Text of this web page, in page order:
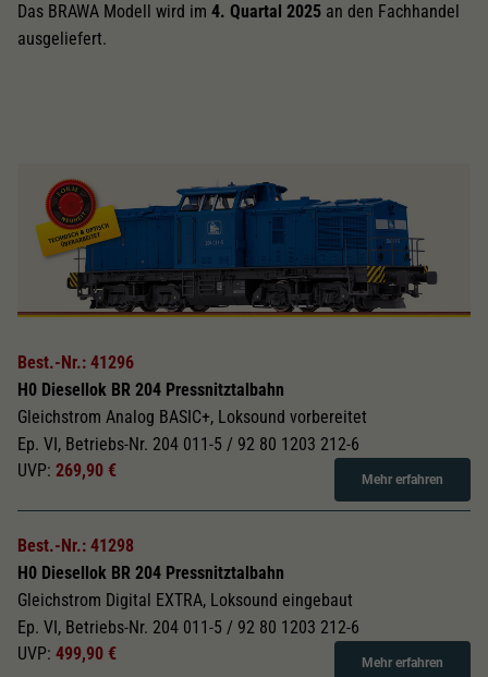
Das BRAWA Modell wird im 4. Quartal 2025 an den Fachhandel
ausgeliefert.
Best.-Nr.: 41296
H0 Diesellok BR 204 Pressnitztalbahn
Gleichstrom Analog BASIC+, Loksound vorbereitet
Ep. VI, Betriebs-Nr. 204 011-5 / 92 80 1203 212-6
UVP: 269,90 € Mehr erfahren
Best.-Nr.: 41298
H0 Diesellok BR 204 Pressnitztalbahn
Gleichstrom Digital EXTRA, Loksound eingebaut
Ep. VI, Betriebs-Nr. 204 011-5 / 92 80 1203 212-6
UVP: 499,90 € Mehr erfahren